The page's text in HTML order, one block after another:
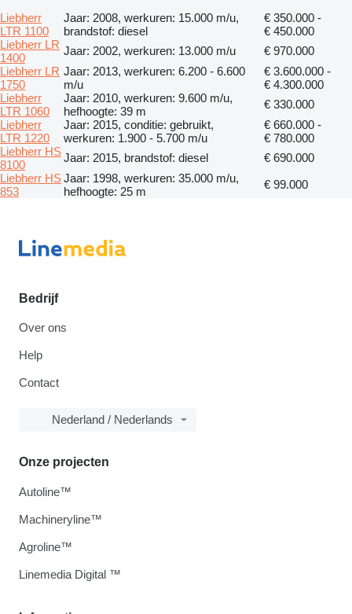
Liebherr
LTR 1100
Jaar: 2008, werkuren: 15.000 m/u,
brandstof: diesel
€ 350.000 -
€ 450.000
Liebherr LR
1400
Jaar: 2002, werkuren: 13.000 m/u
€ 970.000
Liebherr LR
1750
Jaar: 2013, werkuren: 6.200 - 6.600
m/u
€ 3.600.000 -
€ 4.300.000
Liebherr
LTR 1060
Jaar: 2010, werkuren: 9.600 m/u,
hefhoogte: 39 m
€ 330.000
Liebherr
LTR 1220
Jaar: 2015, conditie: gebruikt,
werkuren: 1.900 - 5.700 m/u
€ 660.000 -
€ 780.000
Liebherr HS
8100
Jaar: 2015, brandstof: diesel
€ 690.000
Liebherr HS
853
Jaar: 1998, werkuren: 35.000 m/u,
hefhoogte: 25 m
€ 99.000
Bedrijf
Over ons
Help
Contact
Nederland / Nederlands
Onze projecten
Autoline™
Machineryline™
Agroline™
Linemedia Digital ™